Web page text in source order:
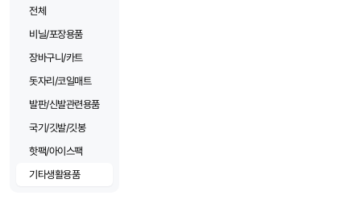
전체
비닐/포장용품
장바구니/카트
돗자리/코일매트
발판/신발관련용품
국기/깃발/깃봉
핫팩/아이스팩
기타생활용품